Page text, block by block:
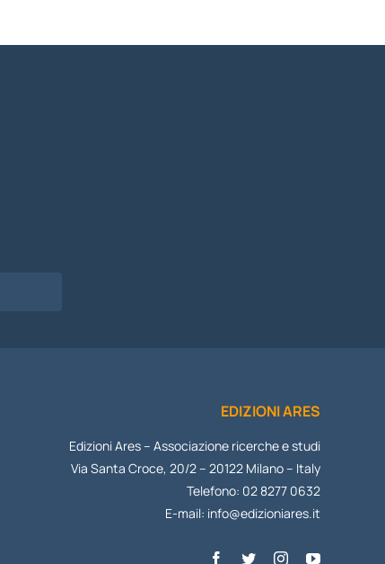
EDIZIONI ARES
Edizioni Ares – Associazione ricerche e studi
Via Santa Croce, 20/2 – 20122 Milano – Italy
Telefono: 02 8277 0632
E-mail: info@edizioniares.it